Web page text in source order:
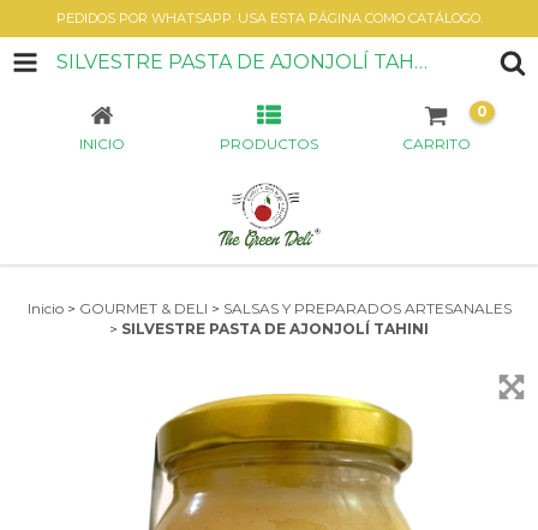
PEDIDOS POR WHATSAPP. USA ESTA PÁGINA COMO CATÁLOGO.
SILVESTRE PASTA DE AJONJOLÍ TAHINI
INICIO PRODUCTOS CARRITO
0
Inicio > GOURMET & DELI > SALSAS Y PREPARADOS ARTESANALES
> SILVESTRE PASTA DE AJONJOLÍ TAHINI